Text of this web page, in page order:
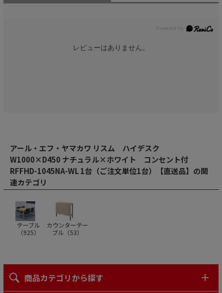
レビューはありません。
アール・エフ・ヤマカワ リスム ハイデスク
W1000×D450 ナチュラル×ホワイト コンセント付
RFFHD-1045NA-WL 1台（ご注文単位1台）【直送品】の関
連カテゴリ
テーブル
（925）
カウンターテー
ブル（53）
商品カテゴリから探す